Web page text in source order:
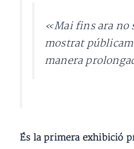
«Mai fins ara no
mostrat
manera
És la primera exhibició